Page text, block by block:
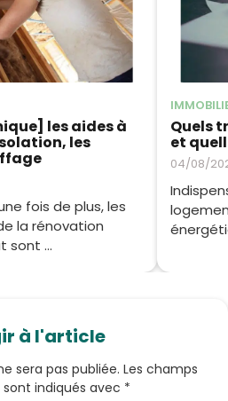
les aides à
les
fois de plus, les
la rénovation
sont ...
Quels
et
04/08/
à l'article
sera pas publiée. Les champs
indiqués avec *